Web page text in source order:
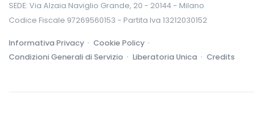
SEDE: Via Alzaia Naviglio Grande, 20 - 20144 - Milano
Codice Fiscale 97269560153 - Partita Iva 13212030152
Informativa Privacy · Cookie Policy ·
Condizioni Generali di Servizio · Liberatoria Unica · Credits